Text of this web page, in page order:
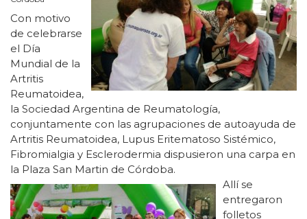
Con motivo
de celebrarse
el Día
Mundial de la
Artritis
Reumatoidea,
la Sociedad Argentina de Reumatología,
conjuntamente con las agrupaciones de autoayuda de
Artritis Reumatoidea, Lupus Eritematoso Sistémico,
Fibromialgia y Esclerodermia dispusieron una carpa en
la Plaza San Martin de Córdoba.
Allí se
entregaron
folletos